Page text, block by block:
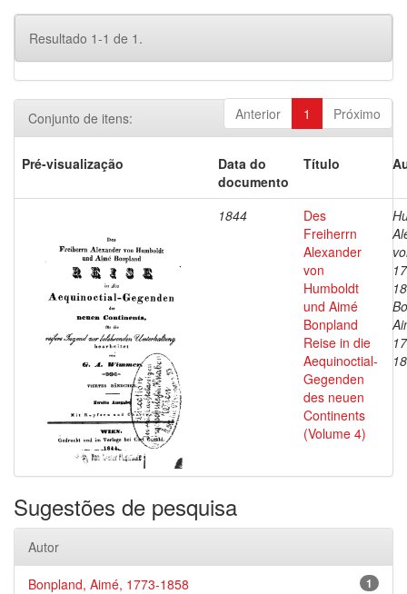
Resultado 1-1 de 1.
Anterior 1 Próximo
Conjunto de itens:
Pré-visualização
Data do
documento
Título
1844
Des
Freiherrn
Alexander
von
Humboldt
und Aimé
Bonpland
Reise in die
Aequinoctial-
Gegenden
des neuen
Continents
(Volume 4)
Sugestões de pesquisa
Autor
1
Bonpland, Aimé, 1773-1858